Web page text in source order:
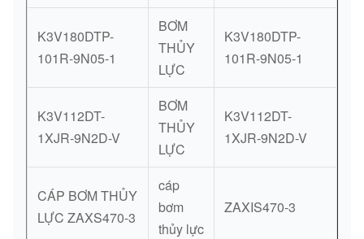
K3V180DTP-
101R-9N05-1
BƠM
THỦY
LỰC
K3V180DTP-
101R-9N05-1
K3V112DT-
1XJR-9N2D-V
BƠM
THỦY
LỰC
K3V112DT-
1XJR-9N2D-V
CÁP BƠM THỦY
LỰC ZAXS470-3
cáp
bơm
thủy lực
ZAXIS470-3